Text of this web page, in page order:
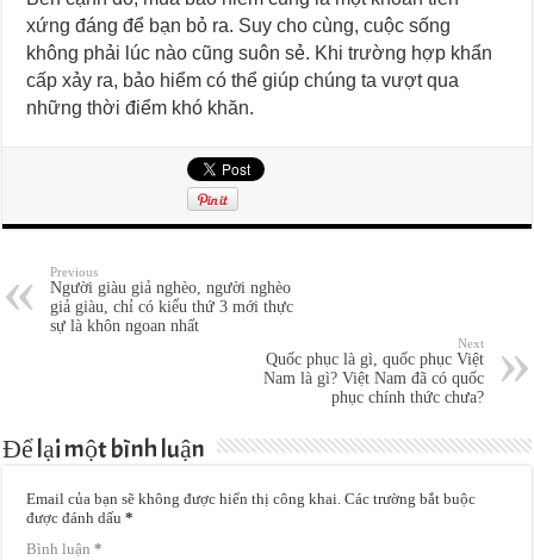
xứng đáng để bạn bỏ ra. Suy cho cùng, cuộc sống
không phải lúc nào cũng suôn sẻ. Khi trường hợp khẩn
cấp xảy ra, bảo hiểm có thể giúp chúng ta vượt qua
những thời điểm khó khăn.
Previous
Người giàu giả nghèo, người nghèo
giả giàu, chỉ có kiểu thứ 3 mới thực
sự là khôn ngoan nhất
Next
Quốc phục là gì, quốc phục Việt
Nam là gì? Việt Nam đã có quốc
phục chính thức chưa?
Để lại một bình luận
Email của bạn sẽ không được hiển thị công khai. Các trường bắt buộc
được đánh dấu*
Bình luận*